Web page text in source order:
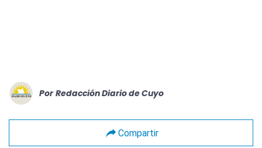
Por Redacción Diario de Cuyo
Compartir